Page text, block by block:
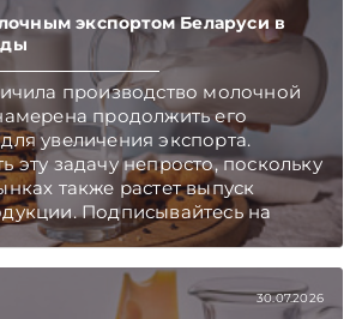
экспортом Беларуси в
производство молочной
продолжить его
увеличения экспорта.
эту задачу непросто, поскольку
также растет выпуск
Подписывайтесь на
и Viber. Главное об экономике
30.07.2026